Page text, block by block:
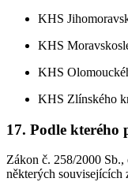
KHS
KHS
KHS
KHS Zlínského
17. Podle kterého
Zákon č. 258/2000 Sb.,
některých souvisejících